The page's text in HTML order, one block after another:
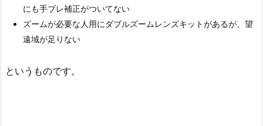
にも手ブレ補正がついてない
ズームが必要な人用にダブルズームレンズキットがあるが、望
遠域が足りない
というものです。